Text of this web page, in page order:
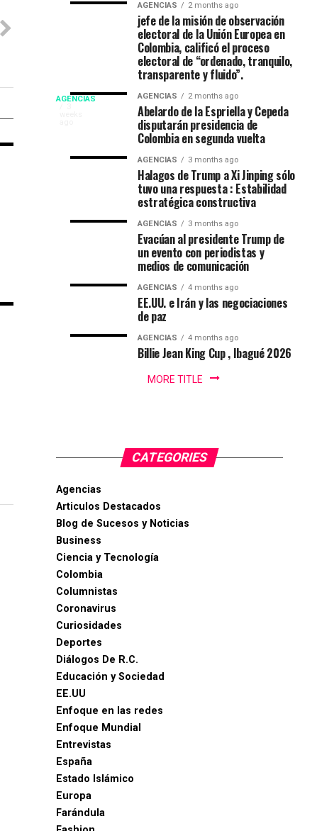
AGENCIAS
Campeonato
internacional
natación
NEWS
fiesta”
en
festival
Espriella
AGENCIAS 2 months ago
jefe de la misión de observación
electoral de la Unión Europea en
Colombia, calificó el proceso
electoral de “ordenado, tranquilo,
transparente y fluido”.
AGENCIAS 2 months ago
Abelardo de la Espriella y Cepeda
disputarán presidencia de
Colombia en segunda vuelta
AGENCIAS 3 months ago
Halagos de Trump a Xi Jinping sólo
tuvo una respuesta : Estabilidad
estratégica constructiva
AGENCIAS 3 months ago
Evacúan al presidente Trump de
un evento con periodistas y
medios de comunicación
AGENCIAS 4 months ago
EE.UU. e Irán y las negociaciones
de paz
AGENCIAS 4 months ago
Billie Jean King Cup , Ibagué 2026
MORE TITLE
CATEGORIES
Agencias
Articulos Destacados
Blog de Sucesos y Noticias
Business
Ciencia y Tecnología
Colombia
Columnistas
Coronavirus
Curiosidades
Deportes
Diálogos De R.C.
Educación y Sociedad
EE.UU
Enfoque en las redes
Enfoque Mundial
Entrevistas
España
Estado Islámico
Europa
Farándula